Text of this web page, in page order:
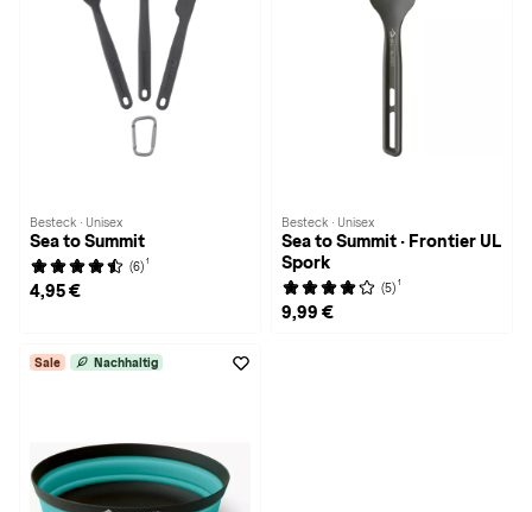
Besteck · Unisex
Sea to Summit
(6) 1
4,95 €
Besteck · Unisex
Sea to Summit · Frontier UL
Spork
(5) 1
9,99 €
Sale Nachhaltig